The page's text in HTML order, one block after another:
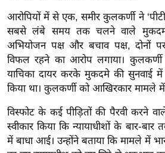
फ
म
नो
रं
ज
ज
ग
त
आरोपियों में से एक, समीर कुलकर्णी ने
सबसे लंबे समय तक चलने वाले
अभियोजन पक्ष और बचाव पक्ष, दोनों
विफल रहने का आरोप लगाया।
याचिका दायर करके मुकदमे की सुनवाई
किया था। कुलकर्णी को आखिरकार मामले में
विस्फोट के कई पीड़ितों की पैरवी करने
स्वीकार किया कि न्यायाधीशों के बार-
में बाधा आई। उन्होंने बताया कि मामले में